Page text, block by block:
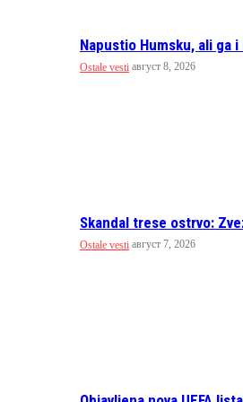
Napustio Humsku, ali ga
Ostale vesti август 8, 2026
Skandal trese ostrvo:
Ostale vesti август 7, 2026